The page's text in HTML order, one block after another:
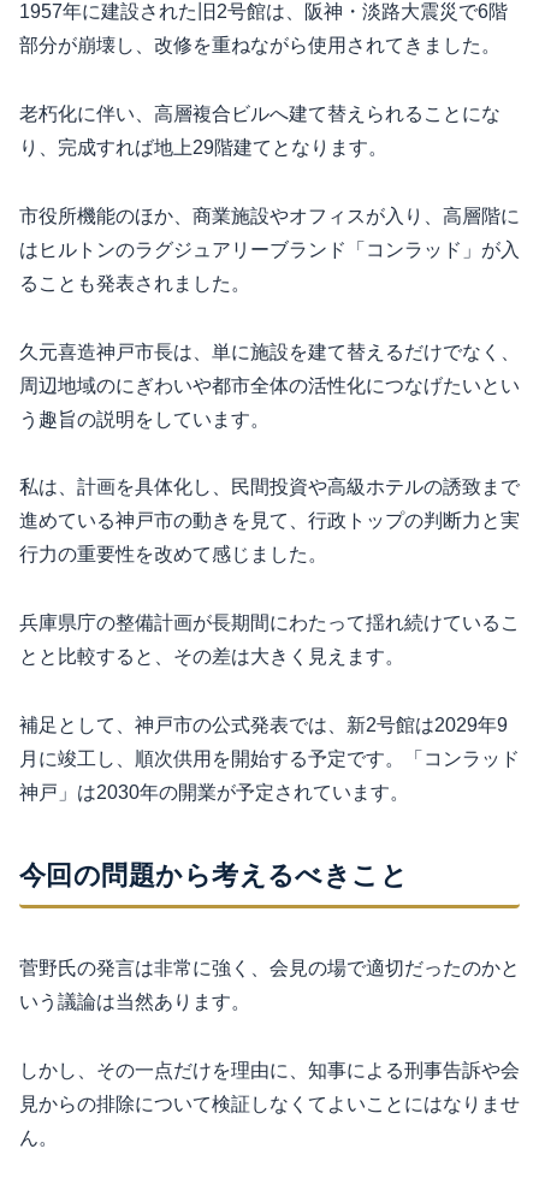
1957年に建設された旧2号館は、阪神・淡路大震災で6階
部分が崩壊し、改修を重ねながら使用されてきました。
老朽化に伴い、高層複合ビルへ建て替えられることにな
り、完成すれば地上29階建てとなります。
市役所機能のほか、商業施設やオフィスが入り、高層階に
はヒルトンのラグジュアリーブランド「コンラッド」が入
ることも発表されました。
久元喜造神戸市長は、単に施設を建て替えるだけでなく、
周辺地域のにぎわいや都市全体の活性化につなげたいとい
う趣旨の説明をしています。
私は、計画を具体化し、民間投資や高級ホテルの誘致まで
進めている神戸市の動きを見て、行政トップの判断力と実
行力の重要性を改めて感じました。
兵庫県庁の整備計画が長期間にわたって揺れ続けているこ
とと比較すると、その差は大きく見えます。
補足として、神戸市の公式発表では、新2号館は2029年9
月に竣工し、順次供用を開始する予定です。「コンラッド
神戸」は2030年の開業が予定されています。
今回の問題から考えるべきこと
菅野氏の発言は非常に強く、会見の場で適切だったのかと
いう議論は当然あります。
しかし、その一点だけを理由に、知事による刑事告訴や会
見からの排除について検証しなくてよいことにはなりませ
ん。